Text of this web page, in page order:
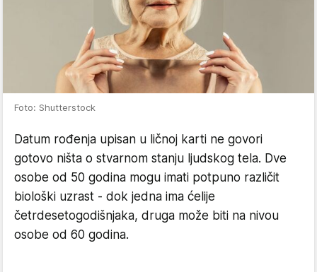
Foto: Shutterstock
Datum rođenja upisan u ličnoj karti ne govori
gotovo ništa o stvarnom stanju ljudskog tela. Dve
osobe od 50 godina mogu imati potpuno različit
biološki uzrast - dok jedna ima ćelije
četrdesetogodišnjaka, druga može biti na nivou
osobe od 60 godina.